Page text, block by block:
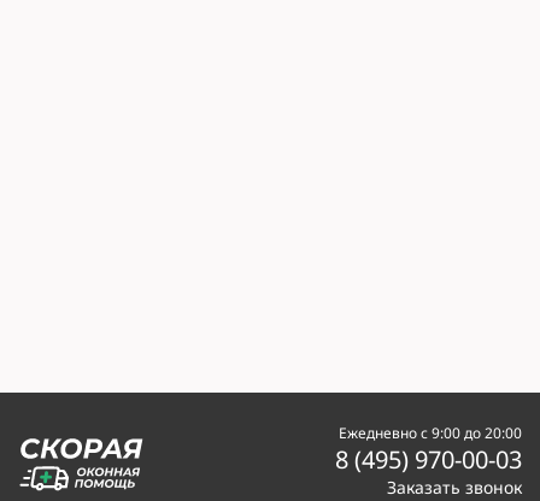
Ежедневно с 9:00 до 20:00
8 (495) 970-00-03
Заказать звонок